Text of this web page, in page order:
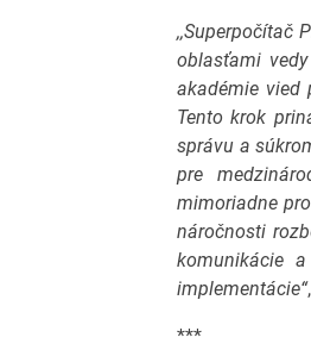
,,Superpočítač
oblasťami
akadémie vied
Tento krok
správu a
pre
mimoriadne
náročnosti
komunikácie
implementácie“
***